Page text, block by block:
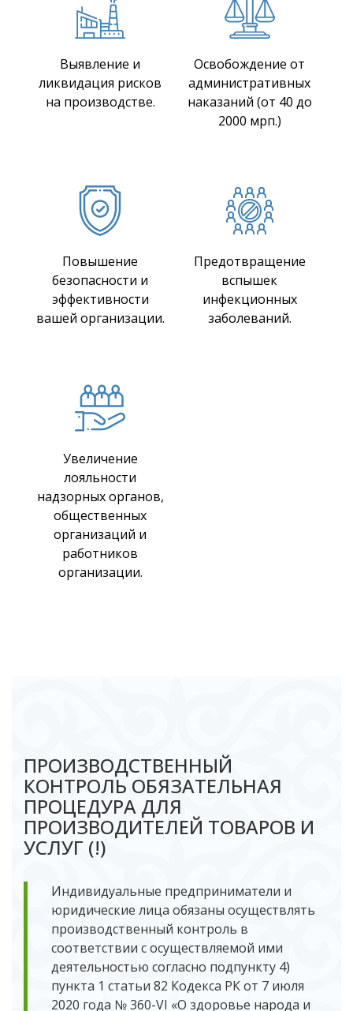
Выявление и
ликвидация рисков
на производстве.
Освобождение от
административных
наказаний (от 40 до
2000 мрп.)
Повышение
безопасности и
эффективности
вашей организации.
Предотвращение
вспышек
инфекционных
заболеваний.
Увеличение
лояльности
надзорных органов,
общественных
организаций и
работников
организации.
ПРОИЗВОДСТВЕННЫЙ
КОНТРОЛЬ ОБЯЗАТЕЛЬНАЯ
ПРОЦЕДУРА ДЛЯ
ПРОИЗВОДИТЕЛЕЙ ТОВАРОВ И
УСЛУГ (!)
Индивидуальные предприниматели и
юридические лица обязаны осуществлять
производственный контроль в
соответствии с осуществляемой ими
деятельностью согласно подпункту 4)
пункта 1 статьи 82 Кодекса РК от 7 июля
2020 года № 360-VI «О здоровье народа и